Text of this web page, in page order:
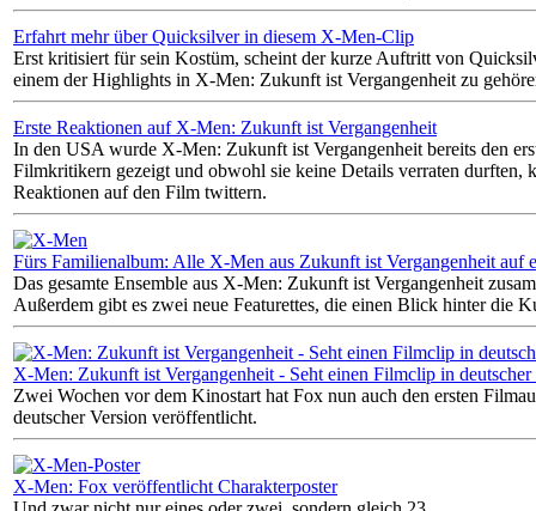
Erfahrt mehr über Quicksilver in diesem X-Men-Clip
Erst kritisiert für sein Kostüm, scheint der kurze Auftritt von
einem der Highlights in X-Men: Zukunft ist Vergangenheit zu
Erste Reaktionen auf X-Men: Zukunft ist Vergangenheit
In den USA wurde X-Men: Zukunft ist Vergangenheit bereits den
Filmkritikern gezeigt und obwohl sie keine Details verraten durften,
Reaktionen auf den Film twittern.
Fürs Familienalbum: Alle X-Men aus Zukunft ist Vergangenheit auf
Das gesamte Ensemble aus X-Men: Zukunft ist Vergangenheit
Außerdem gibt es zwei neue Featurettes, die einen Blick hinter die
X-Men: Zukunft ist Vergangenheit - Seht einen Filmclip in deutscher
Zwei Wochen vor dem Kinostart hat Fox nun auch den ersten
deutscher Version veröffentlicht.
X-Men: Fox veröffentlicht Charakterposter